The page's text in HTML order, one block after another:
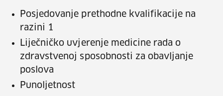
Posjedovanje prethodne kvalifikacije na
razini 1
Liječničko uvjerenje medicine rada o
zdravstvenoj sposobnosti za obavljanje
poslova
Punoljetnost